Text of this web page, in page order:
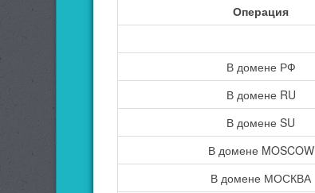
Операция
В домене РФ
В домене RU
В домене SU
В домене MOSCOW
В домене МОСКВА